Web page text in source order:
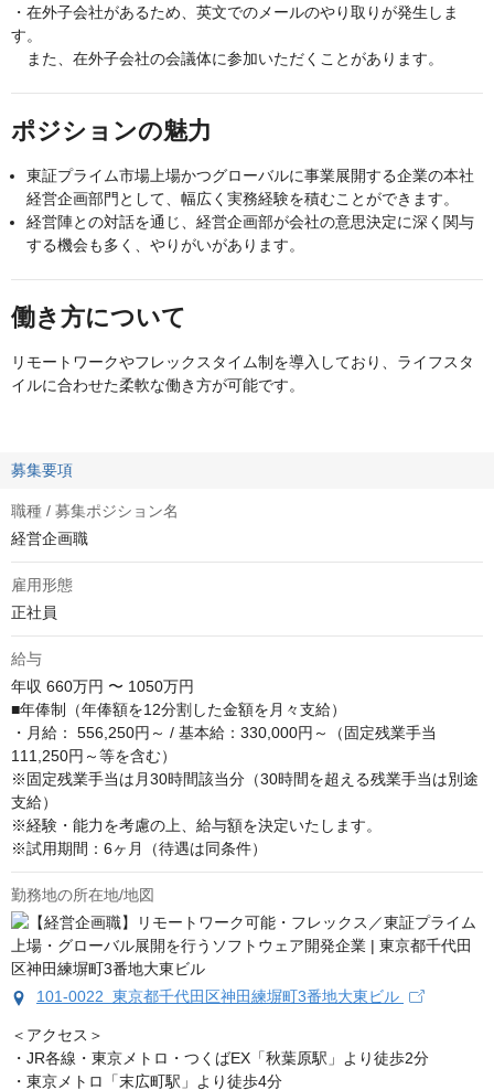
・在外子会社があるため、英文でのメールのやり取りが発生しま
す。
また、在外子会社の会議体に参加いただくことがあります。
ポジションの魅力
東証プライム市場上場かつグローバルに事業展開する企業の本社
経営企画部門として、幅広く実務経験を積むことができます。
経営陣との対話を通じ、経営企画部が会社の意思決定に深く関与
する機会も多く、やりがいがあります。
働き方について
リモートワークやフレックスタイム制を導入しており、ライフスタ
イルに合わせた柔軟な働き方が可能です。
募集要項
職種 / 募集ポジション名
経営企画職
雇用形態
正社員
給与
年収 660万円 〜 1050万円
■年俸制（年俸額を12分割した金額を月々支給）
・月給： 556,250円～ / 基本給：330,000円～（固定残業手当
111,250円～等を含む）
※固定残業手当は月30時間該当分（30時間を超える残業手当は別途
支給）
※経験・能力を考慮の上、給与額を決定いたします。
※試用期間：6ヶ月（待遇は同条件）
勤務地の所在地/地図
101-0022 東京都千代田区神田練塀町3番地大東ビル
＜アクセス＞
・JR各線・東京メトロ・つくばEX「秋葉原駅」より徒歩2分
・東京メトロ「末広町駅」より徒歩4分